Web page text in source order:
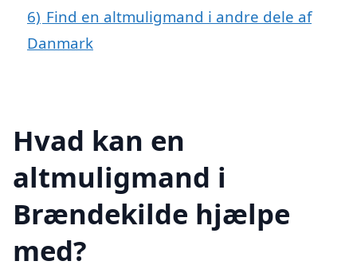
6) Find en altmuligmand i andre dele af
Danmark
Hvad kan en
altmuligmand i
Brændekilde hjælpe
med?